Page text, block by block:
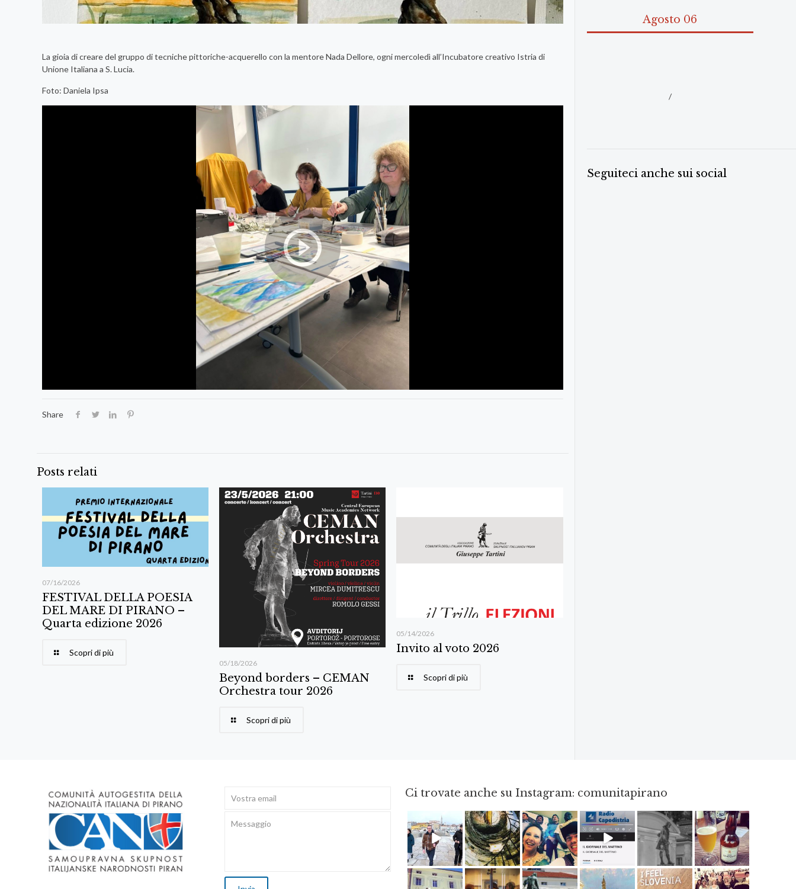
La gioia di creare del gruppo di tecniche pittoriche-acquerello con la mentore Nada Dellore, ogni mercoledì all’Incubatore creativo Istria di
Unione Italiana a S. Lucia.
Foto: Daniela Ipsa
Share
Posts relati
07/16/2026
FESTIVAL DELLA POESIA
DEL MARE DI PIRANO –
Quarta edizione 2026
Scopri di più
05/18/2026
Beyond borders – CEMAN
Orchestra tour 2026
Scopri di più
05/14/2026
Invito al voto 2026
Scopri di più
Agosto 06
/
Seguiteci anche sui social
Ci trovate anche su Instagram: comunitapirano
Feb 16 Ago 3 Mag 23 Apr 18 Giu 3